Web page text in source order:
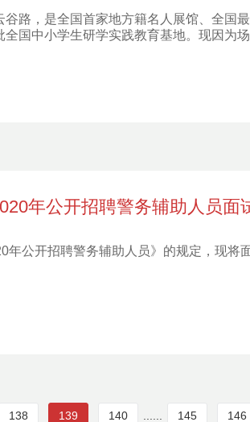
路，是全国首家地方籍名人展馆、全国
国中小学生研学实践教育基地。现因为
年公开招聘警务辅助人员面
公开招聘警务辅助人员》的规定，现将
138 139 140 145 146